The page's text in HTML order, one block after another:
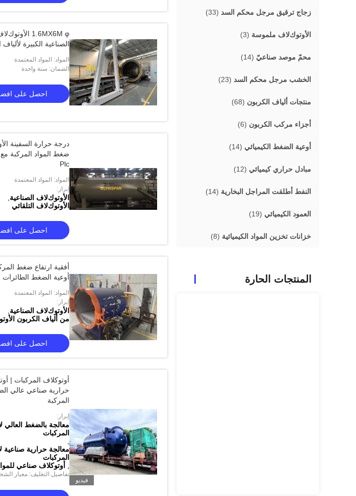
زجاج ترقيق مرجل محكم السد (33)
اﻷوتوكﻻف ملموسة (3)
محمّ موصد صناعيّ (14)
الخشب مرجل محكم السد (23)
منتجات ألياف الكربون (68)
أجزاء مركب الكربون (6)
أوعية الضغط الكيميائي (14)
مبادل حراري كيميائي (12)
النفط أطلقت المراجل البخارية (14)
العمود الكيميائي (19)
خزانات تخزين المواد الكيميائية (8)
المنتجات الحارة
الصناعية الكبيرة
المواد: المواد المعتمدة
الضمان: سنة واحدة
احصل على
درجة حرارة السفينة
ضغط المواد المركبة
Plc
المواد: المواد المعتمدة
إبراز:
اﻷوتوكﻻف الصناعية
اﻷوتوكﻻف التلقائي
احصل على
أفقية ارتفاع ضغط
أوعية الضغط الطائرات
المواد: المواد المعتمدة
إبراز:
اﻷوتوكﻻف الصناعية
من ألياف الكربون
احصل على
فيديو
أوتوكلاف المركبات |
حرارية صناعي عالي
المركبة
إبراز:
معالجة بالضغط العالي
المركبات
معالجة حرارية صناعية
المركبات
أوتوكلاف صناعي
تفاصيل التغليف: معيار